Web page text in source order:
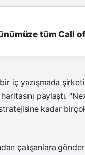
tüm Call
iç yazışmada
paylaştı.
kadar
çalışanlara